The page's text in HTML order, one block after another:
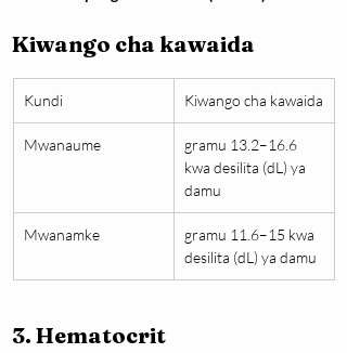
Kiwango cha kawaida
Kundi Kiwango cha kawaida
Mwanaume
gramu 13.2–16.6
kwa desilita (dL) ya
damu
Mwanamke
gramu 11.6–15 kwa
desilita (dL) ya damu
3. Hematocrit